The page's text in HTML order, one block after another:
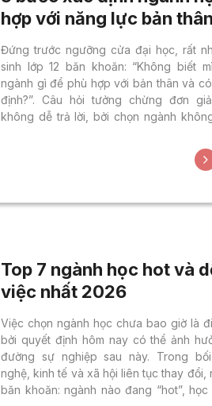
hợp với năng lực bản thân
Đứng trước ngưỡng cửa đại học, rất
sinh lớp 12 băn khoăn: “Không biết
ngành gì để phù hợp với bản thân và
định?”. Câu hỏi tưởng chừng đơn
không dễ trả lời, bởi chọn ngành
Nếu bạn đang loay hoay giữa nhiều
cùng HSU đi qua 5 bước cơ bản để
Bước 1:...
Top 7 ngành học hot và
việc nhất 2026
Việc chọn ngành học chưa bao giờ là
bởi quyết định hôm nay có thể ảnh
đường sự nghiệp sau này. Trong
nghệ, kinh tế và xã hội liên tục thay đổi,
băn khoăn: ngành nào đang “hot”,